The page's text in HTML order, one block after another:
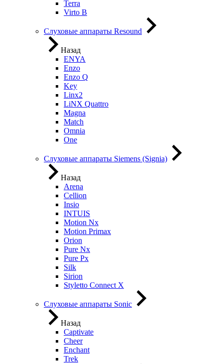
Terra
Virto B
Слуховые аппараты Resound
Назад
ENYA
Enzo
Enzo Q
Key
Linx2
LiNX Quattro
Magna
Match
Omnia
One
Слуховые аппараты Siemens (Signia)
Назад
Arena
Cellion
Insio
INTUIS
Motion Nx
Motion Primax
Orion
Pure Nx
Pure Px
Silk
Sirion
Styletto Connect X
Слуховые аппараты Sonic
Назад
Captivate
Cheer
Enchant
Trek